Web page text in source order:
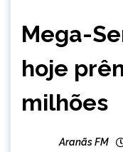
NOTÍCIAS
Mega-
hoje
milhões
Aranãs FM